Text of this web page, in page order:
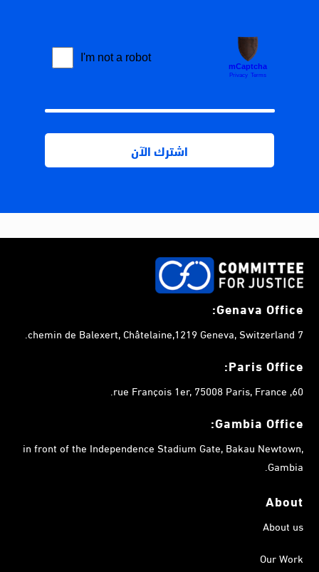
Genava Office:
7 chemin de Balexert, Châtelaine,1219 Geneva, Switzerland.
Paris Office:
60, rue François 1er, 75008 Paris, France.
Gambia Office:
in front of the Independence Stadium Gate, Bakau Newtown,
Gambia.
About
About us
Our Work